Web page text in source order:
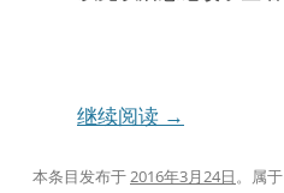
继续阅读 →
本条目发布于2016年3月24日。属于